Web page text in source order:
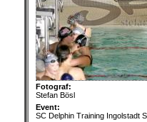
Fotograf:
Stefan Bösl
Event:
SC Delphin Training Ingolstadt